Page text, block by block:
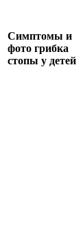
Симптомы и
фото грибка
стопы у детей